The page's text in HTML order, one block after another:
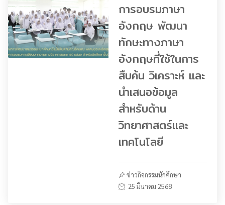
การอบรมภาษา
อังกฤษ พัฒนา
ทักษะทางภาษา
อังกฤษที่ใช้ในการ
สืบค้น วิเคราะห์ และ
นำเสนอข้อมูล
สำหรับด้าน
วิทยาศาสตร์และ
เทคโนโลยี
ข่าวกิจกรรมนักศึกษา
25 มีนาคม 2568